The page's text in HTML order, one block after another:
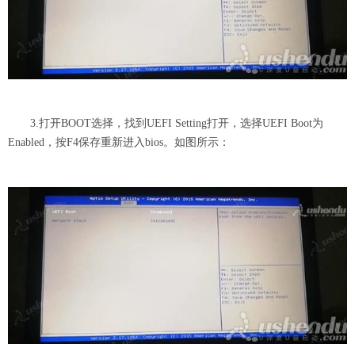
3.打开BOOT选择，找到UEFI Setting打开，选择UEFI Boot为
Enabled，按F4保存重新进入bios。如图所示：